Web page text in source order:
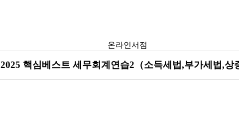
온라인서점
2025 핵심베스트 세무회계연습2（소득세법,부가세법,상